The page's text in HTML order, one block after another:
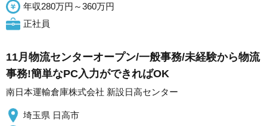
年収280万円～360万円
正社員
11月物流センターオープン/一般事務/未経験から物流
事務!簡単なPC入力ができればOK
南日本運輸倉庫株式会社 新設日高センター
埼玉県 日高市